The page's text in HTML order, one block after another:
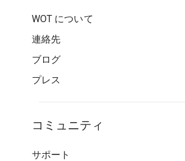
WOT について
連絡先
ブログ
プレス
コミュニティ
サポート